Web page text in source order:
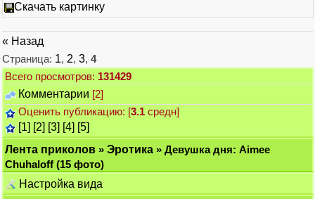
Скачать картинку
« Назад
Страница: 1, 2, 3, 4
Всего просмотров: 131429
Комментарии [2]
Оценить публикацию: [3.1 средн]
[1] [2] [3] [4] [5]
Лента приколов » Эротика » Девушка дня: Aimee
Chuhaloff (15 фото)
Настройка вида